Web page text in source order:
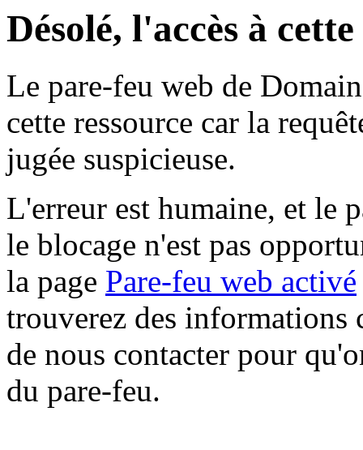
Désolé, l'accès à
Le pare-feu web de
cette ressource car la
jugée suspicieuse.
L'erreur est humaine, et le
le blocage n'est pas
la page Pare-feu web activé
trouverez des informations
de nous contacter pour
du pare-feu.